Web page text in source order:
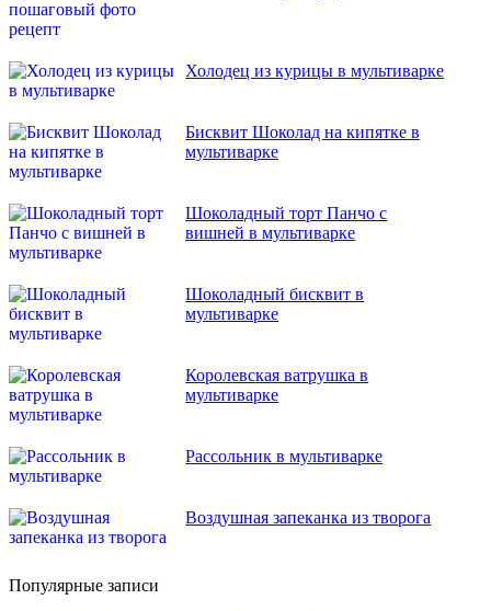
Холодец из курицы в мультиварке
Бисквит Шоколад на кипятке в
мультиварке
Шоколадный торт Панчо с
вишней в мультиварке
Шоколадный бисквит в
мультиварке
Королевская ватрушка в
мультиварке
Рассольник в мультиварке
Воздушная запеканка из творога
Популярные записи